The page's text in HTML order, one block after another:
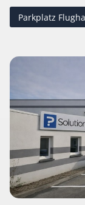
Parkplatz